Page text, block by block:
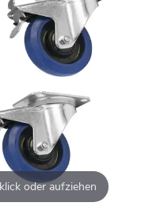
oder aufziehen